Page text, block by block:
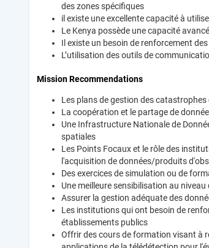
des zones spécifiques
il existe une excellente capacité à
Le Kenya possède une capacité
Il existe un besoin de renforcement
L’utilisation des outils de
Mission Recommendations
Les plans de gestion des
La coopération et le partage de
Une Infrastructure Nationale de
spatiales
Les Points Focaux et le rôle des
l'acquisition de données/produits
Des exercices de simulation ou de
Une meilleure sensibilisation au
Assurer la gestion adéquate des
Les institutions qui ont besoin de
établissements publics
Offrir des cours de formation visant à